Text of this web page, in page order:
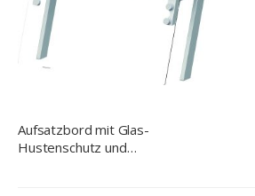
Aufsatzbord mit Glas-
Hustenschutz und